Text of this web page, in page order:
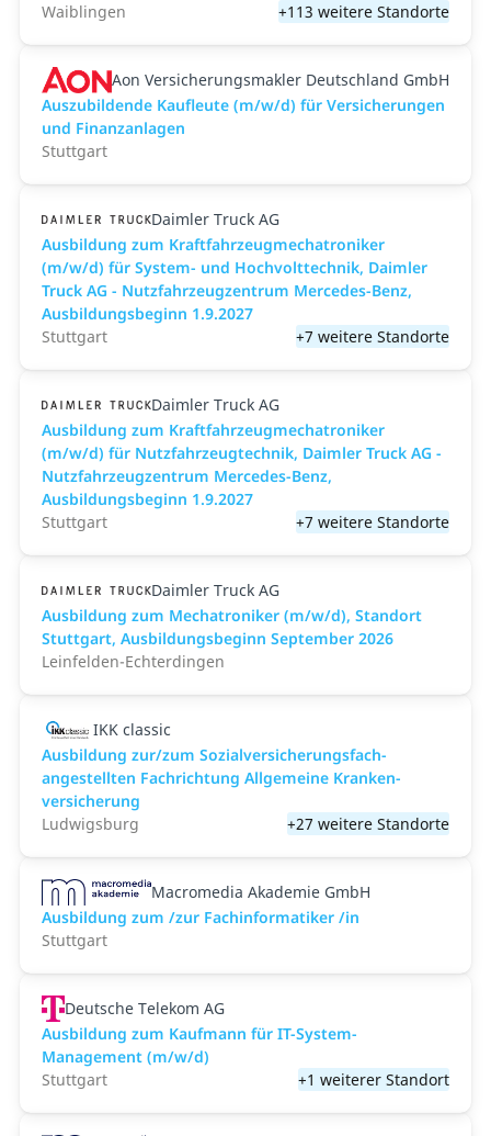
Waiblingen
+113 weitere Standorte
Aon Versicherungsmakler Deutschland GmbH
Auszubildende Kaufleute (m/w/d) für Versicherungen
und Finanzanlagen
Stuttgart
Daimler Truck AG
Ausbildung zum Kraftfahrzeugmechatroniker
(m/w/d) für System- und Hochvolttechnik, Daimler
Truck AG - Nutzfahrzeugzentrum Mercedes-Benz,
Ausbildungsbeginn 1.9.2027
Stuttgart
+7 weitere Standorte
Daimler Truck AG
Ausbildung zum Kraftfahrzeugmechatroniker
(m/w/d) für Nutzfahrzeugtechnik, Daimler Truck AG -
Nutzfahrzeugzentrum Mercedes-Benz,
Ausbildungsbeginn 1.9.2027
Stuttgart
+7 weitere Standorte
Daimler Truck AG
Ausbildung zum Mechatroniker (m/w/d), Standort
Stuttgart, Ausbildungsbeginn September 2026
Leinfelden-Echterdingen
IKK classic
Aus­bild­ung zur/zum Sozial­versicher­ungs­fach­
angestellten­ Fach­richtung All­gemeine Kranken­
versicher­ung
Ludwigsburg
+27 weitere Standorte
Macromedia Akademie GmbH
Ausbildung zum /zur Fachinformatiker /in
Stuttgart
Deutsche Telekom AG
Ausbildung zum Kaufmann für IT-System-
Management (m/w/d)
Stuttgart
+1 weiterer Standort